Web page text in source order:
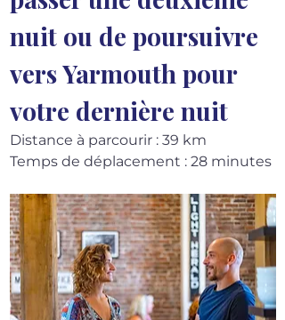
nuit ou de poursuivre
vers Yarmouth pour
votre dernière nuit
Distance à parcourir : 39 km
Temps de déplacement : 28 minutes